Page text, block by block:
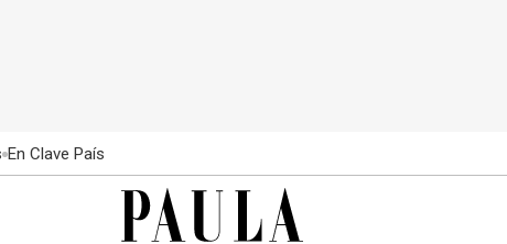
En Clave País